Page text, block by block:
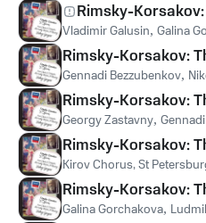
Rimsky-
Vladimir Galusin, Galina
Rimsky-Korsakov:
Gennadi Bezzubenkov,
Rimsky-Korsakov:
Georgy Zastavny,
Rimsky-Korsakov:
Kirov Chorus, St
Rimsky-Korsakov:
Galina Gorchakova,